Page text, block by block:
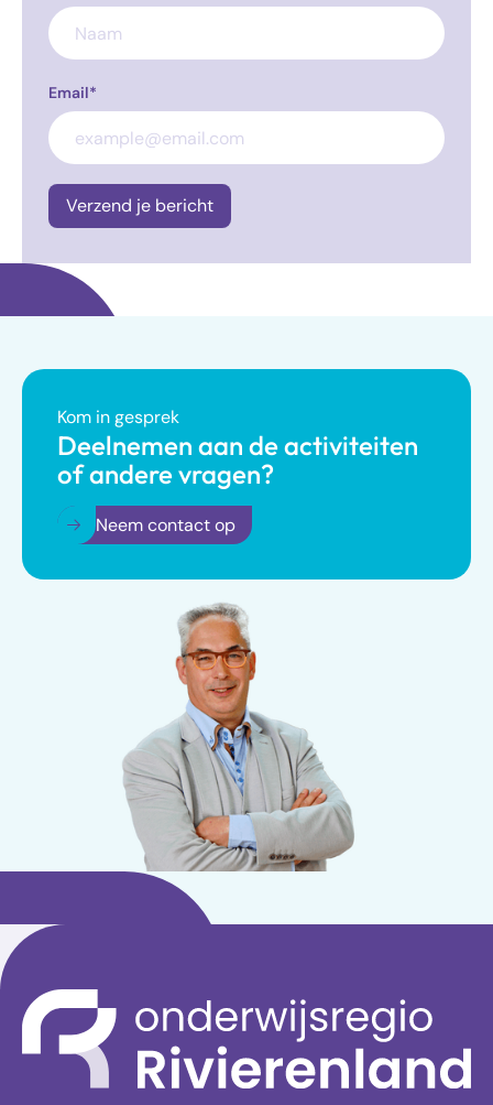
Email*
Kom in gesprek
Deelnemen aan de activiteiten
of andere vragen?
Neem contact op